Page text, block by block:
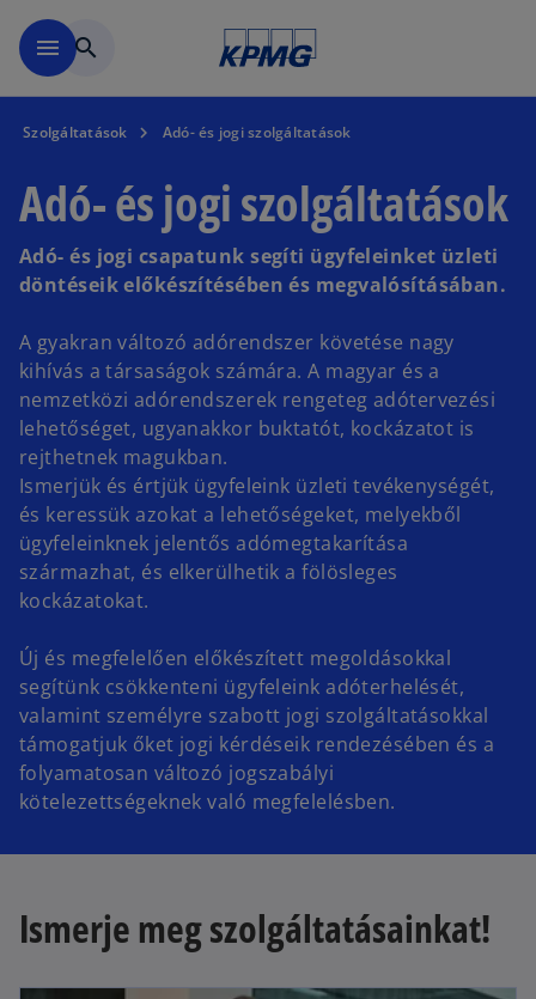
menu search
Szolgáltatások Adó- és jogi szolgáltatások
Adó- és jogi szolgáltatások
Adó- és jogi csapatunk segíti ügyfeleinket üzleti
döntéseik előkészítésében és megvalósításában.
A gyakran változó adórendszer követése nagy
kihívás a társaságok számára. A magyar és a
nemzetközi adórendszerek rengeteg adótervezési
lehetőséget, ugyanakkor buktatót, kockázatot is
rejthetnek magukban.
Ismerjük és értjük ügyfeleink üzleti tevékenységét,
és keressük azokat a lehetőségeket, melyekből
ügyfeleinknek jelentős adómegtakarítása
származhat, és elkerülhetik a fölösleges
kockázatokat.
Új és megfelelően előkészített megoldásokkal
segítünk csökkenteni ügyfeleink adóterhelését,
valamint személyre szabott jogi szolgáltatásokkal
támogatjuk őket jogi kérdéseik rendezésében és a
folyamatosan változó jogszabályi
kötelezettségeknek való megfelelésben.
Ismerje meg szolgáltatásainkat!